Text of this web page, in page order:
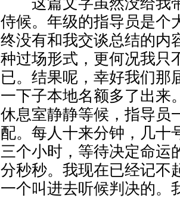
侍候。年级的指导员是个
终没有和我交谈总结的内
种过场形式，更何况我只
已。结果呢，幸好我们那
一下子本地名额多了出来
休息室静静等候，指导员
配。每人十来分钟，几十
三个小时，等待决定命运
分秒秒。我现在已经记不
一个叫进去听候判决的。